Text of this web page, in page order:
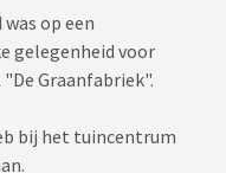
op een
gelegenheid voor
Graanfabriek".
bij het tuincentrum